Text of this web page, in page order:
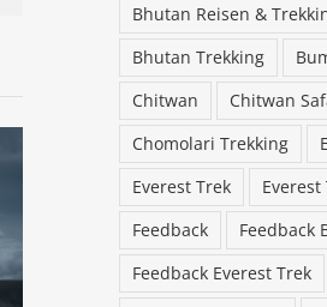
Bhutan Reisen &
Bhutan Trekking
Chitwan
Chitwan
Chomolari Trekking
Everest Trek
Feedback
Feedback
Feedback Everest Trek